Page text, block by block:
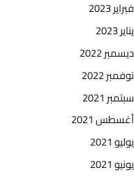
فبراير 2023
يناير 2023
ديسمبر 2022
نوفمبر 2022
سبتمبر 2021
أغسطس 2021
يوليو 2021
يونيو 2021